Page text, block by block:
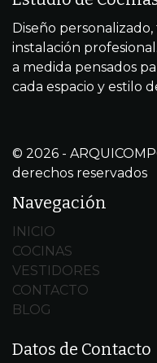
Diseño
instalación
a medida pensados
cada espacio y estilo
© 2026 -
derechos reservados
Navegación
INICIO
COCINAS
VESTIDORES
CONTACTO
BLOG
Datos de Contacto